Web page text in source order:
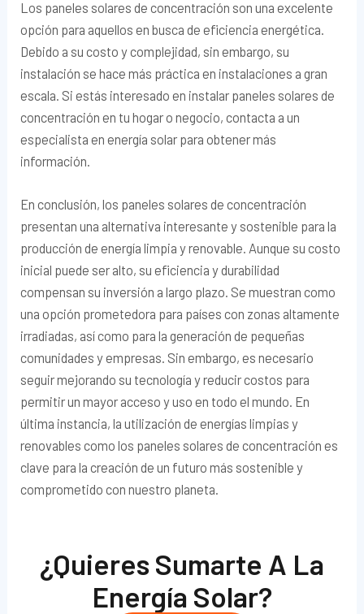
Los paneles solares de concentración son una excelente
opción para aquellos en busca de eficiencia energética.
Debido a su costo y complejidad, sin embargo, su
instalación se hace más práctica en instalaciones a gran
escala. Si estás interesado en instalar paneles solares de
concentración en tu hogar o negocio, contacta a un
especialista en energía solar para obtener más
información.
En conclusión, los paneles solares de concentración
presentan una alternativa interesante y sostenible para la
producción de energía limpia y renovable. Aunque su costo
inicial puede ser alto, su eficiencia y durabilidad
compensan su inversión a largo plazo. Se muestran como
una opción prometedora para países con zonas altamente
irradiadas, así como para la generación de pequeñas
comunidades y empresas. Sin embargo, es necesario
seguir mejorando su tecnología y reducir costos para
permitir un mayor acceso y uso en todo el mundo. En
última instancia, la utilización de energías limpias y
renovables como los paneles solares de concentración es
clave para la creación de un futuro más sostenible y
comprometido con nuestro planeta.
¿Quieres Sumarte A La
Energía Solar?